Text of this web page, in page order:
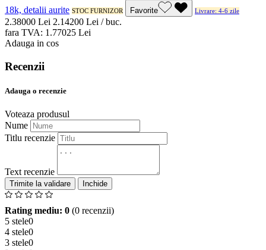
18k, detalii aurite STOC FURNIZOR Favorite Livrare: 4-6 zile
2.38000 Lei 2.14200 Lei / buc.
fara TVA: 1.77025 Lei
Adauga in cos
Recenzii
Adauga o recenzie
Voteaza produsul
Nume
Titlu recenzie
Text recenzie
Inchide
Rating mediu: 0 (0 recenzii)
5 stele0
4 stele0
3 stele0